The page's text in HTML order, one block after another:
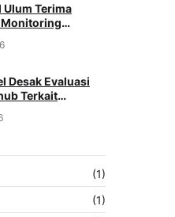
Ulum Terima
Ketua Pokjawas
Desak Evaluasi
Terkait
Truk Berat &
(1)
(1)